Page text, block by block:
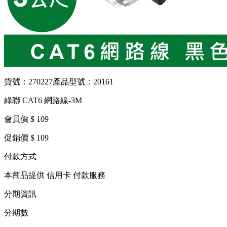
貨號：270227產品型號：20161
綠聯 CAT6 網路線-3M
會員價 $ 109
促銷價 $ 109
付款方式
本商品提供 信用卡 付款服務
分期資訊
分期數